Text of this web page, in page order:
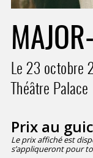
Le 23 octobre
Théâtre Palace
Prix au
Le prix affiché est
s’appliqueront pour